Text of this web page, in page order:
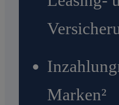
Marken²